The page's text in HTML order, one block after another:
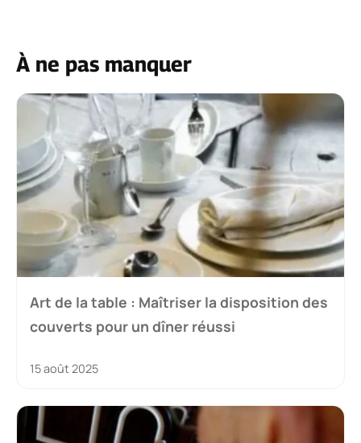
À ne pas manquer
Art de la table : Maîtriser la disposition des
couverts pour un dîner réussi
15 août 2025